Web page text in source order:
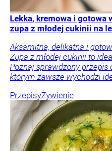
Lekka, kremowa i gotowa
zupa z młodej cukinii na
Aksamitna, delikatna i
Zupa z młodej cukinii to
Poznaj sprawdzony przepis
którym zawsze wychodzi
PrzepisyŻywienie